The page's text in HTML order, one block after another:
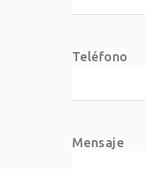
Teléfono
Mensaje